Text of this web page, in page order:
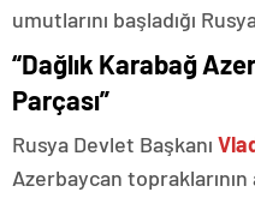
umutlarını başladığı
“Dağlık Karabağ
Parçası”
Rusya Devlet Başkanı
Azerbaycan topraklarının